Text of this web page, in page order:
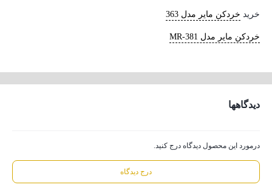
خرید خردکن مایر مدل 363
خردکن مایر مدل MR-381
دیدگاهها
درمورد این محصول دیدگاه درج کنید.
درج دیدگاه